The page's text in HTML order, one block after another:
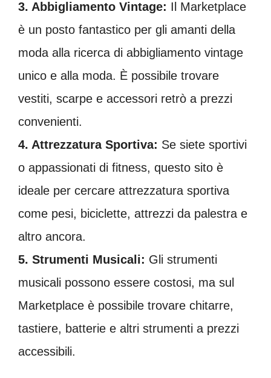
3. Abbigliamento Vintage: Il Marketplace
è un posto fantastico per gli amanti della
moda alla ricerca di abbigliamento vintage
unico e alla moda. È possibile trovare
vestiti, scarpe e accessori retrò a prezzi
convenienti.
4. Attrezzatura Sportiva: Se siete sportivi
o appassionati di fitness, questo sito è
ideale per cercare attrezzatura sportiva
come pesi, biciclette, attrezzi da palestra e
altro ancora.
5. Strumenti Musicali: Gli strumenti
musicali possono essere costosi, ma sul
Marketplace è possibile trovare chitarre,
tastiere, batterie e altri strumenti a prezzi
accessibili.